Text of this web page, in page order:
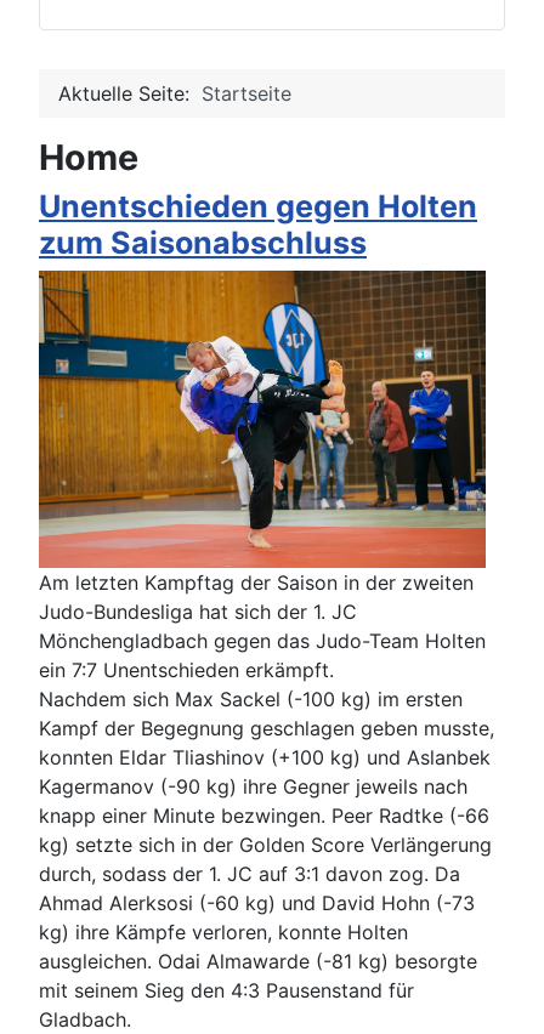
Aktuelle Seite: Startseite
Home
Unentschieden gegen Holten
zum Saisonabschluss
Am letzten Kampftag der Saison in der zweiten
Judo-Bundesliga hat sich der 1. JC
Mönchengladbach gegen das Judo-Team Holten
ein 7:7 Unentschieden erkämpft.
Nachdem sich Max Sackel (-100 kg) im ersten
Kampf der Begegnung geschlagen geben musste,
konnten Eldar Tliashinov (+100 kg) und Aslanbek
Kagermanov (-90 kg) ihre Gegner jeweils nach
knapp einer Minute bezwingen. Peer Radtke (-66
kg) setzte sich in der Golden Score Verlängerung
durch, sodass der 1. JC auf 3:1 davon zog. Da
Ahmad Alerksosi (-60 kg) und David Hohn (-73
kg) ihre Kämpfe verloren, konnte Holten
ausgleichen. Odai Almawarde (-81 kg) besorgte
mit seinem Sieg den 4:3 Pausenstand für
Gladbach.